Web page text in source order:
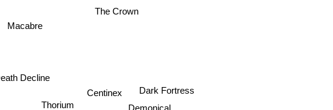
Thorium
Decline
Centinex
Macabre
Demonical
Dark Fortress
The Crown